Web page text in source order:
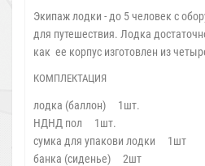
Экипаж лодки - до 5 человек с
для путешествия. Лодка
как ее корпус изготовлен из
КОМПЛЕКТАЦИЯ
лодка (баллон) 1шт.
НДНД пол 1шт.
сумка для упакови лодки 1шт
банка (сиденье) 2шт